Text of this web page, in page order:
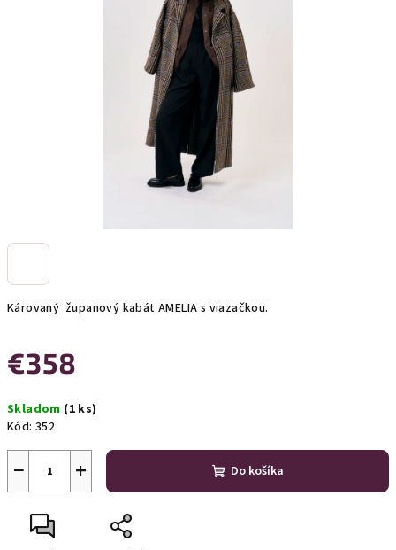
Károvaný županový kabát AMELIA s viazačkou.
€358
cena:
Skladom (1 ks)
Kód: 352
+
− Do košíka
hviezdičiek.